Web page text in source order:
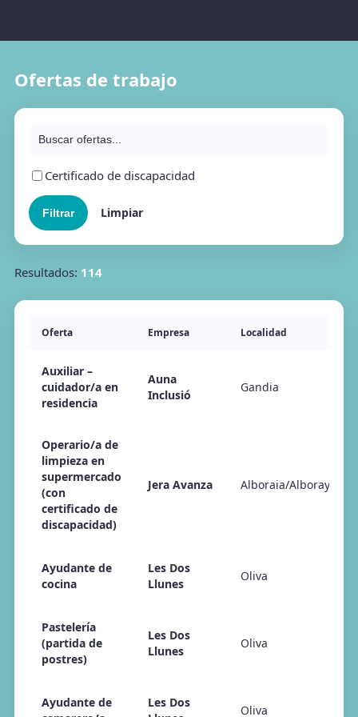
Ofertas de trabajo
Certificado de discapacidad
Limpiar
Resultados: 114
Oferta Empresa Localidad
Auxiliar –
cuidador/a en
residencia
Auna
Inclusió
Gandia
Operario/a de
limpieza en
supermercado
(con
certificado de
discapacidad)
Jera Avanza Alboraia/Alboraya
Ayudante de
cocina
Les Dos
Llunes
Oliva
Pastelería
(partida de
postres)
Les Dos
Llunes
Oliva
Ayudante de
Les Dos
Oliva